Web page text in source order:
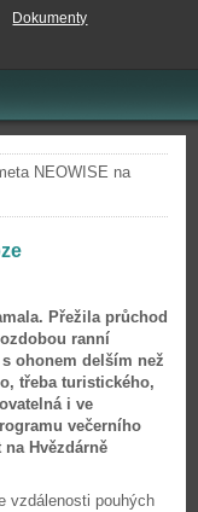
Dokumenty
NEOWISE na
Přežila průchod
ranní
ohonem delším než
třeba turistického,
i ve
večerního
Hvězdárně
vzdálenosti pouhých